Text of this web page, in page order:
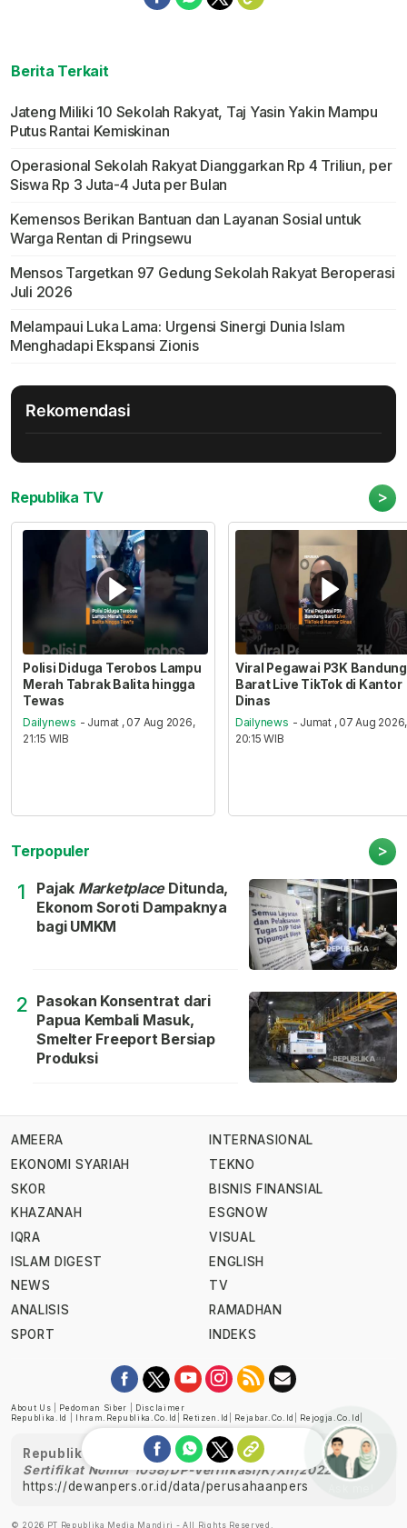
Berita Terkait
Jateng Miliki 10 Sekolah Rakyat, Taj Yasin Yakin Mampu
Putus Rantai Kemiskinan
Operasional Sekolah Rakyat Dianggarkan Rp 4 Triliun, per
Siswa Rp 3 Juta-4 Juta per Bulan
Kemensos Berikan Bantuan dan Layanan Sosial untuk
Warga Rentan di Pringsewu
Mensos Targetkan 97 Gedung Sekolah Rakyat Beroperasi
Juli 2026
Melampaui Luka Lama: Urgensi Sinergi Dunia Islam
Menghadapi Ekspansi Zionis
Rekomendasi
Republika TV >
Polisi Diduga Terobos Lampu
Merah Tabrak Balita hingga
Tewas
Dailynews - Jumat , 07 Aug 2026,
21:15 WIB
Viral Pegawai P3K Bandung
Barat Live TikTok di Kantor
Dinas
Dailynews - Jumat , 07 Aug 2026,
20:15 WIB
Terpopuler >
1 Pajak MarketplaceDitunda,
Ekonom Soroti Dampaknya
bagi UMKM
2 Pasokan Konsentrat dari
Papua Kembali Masuk,
Smelter Freeport Bersiap
Produksi
AMEERA
EKONOMI SYARIAH
SKOR
KHAZANAH
IQRA
ISLAM DIGEST
NEWS
ANALISIS
SPORT
INTERNASIONAL
TEKNO
BISNIS FINANSIAL
ESGNOW
VISUAL
ENGLISH
TV
RAMADHAN
INDEKS
About Us Pedoman Siber
Disclaimer
Republika.id
Ihram.republika.co.id Retizen.id Rejabar.co.id Rejogja.co.id
Republika telah diverifikasi oleh Dewan Pers
Sertifikat Nomor 1058/DP-Verifikasi/K/XII/2022
https://dewanpers.or.id/data/perusahaanpers
© 2026 PT Republika Media Mandiri - All Rights Reserved.